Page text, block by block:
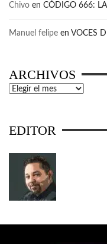
Chivo en CÓDIGO 666:
Manuel felipe en VOCES
ARCHIVOS
Archivos
EDITOR